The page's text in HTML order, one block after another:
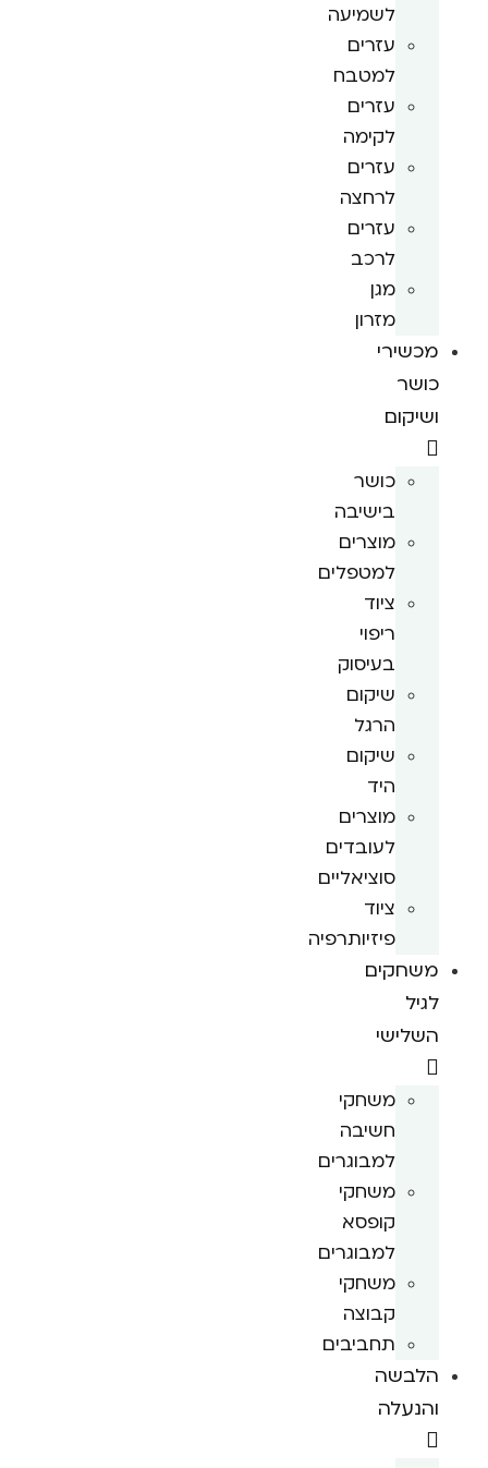
לשמיעה
עזרים
למטבח
עזרים
לקימה
עזרים
לרחצה
עזרים
לרכב
מגן
מזרון
מכשירי
כושר
ושיקום
כושר
בישיבה
מוצרים
למטפלים
ציוד
ריפוי
בעיסוק
שיקום
הרגל
שיקום
היד
מוצרים
לעובדים
סוציאליים
ציוד
פיזיותרפיה
משחקים
לגיל
השלישי
משחקי
חשיבה
למבוגרים
משחקי
קופסא
למבוגרים
משחקי
קבוצה
תחביבים
הלבשה
והנעלה